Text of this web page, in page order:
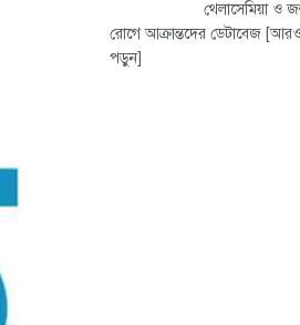
থেলাসেমিয়া ও
রোগে আক্রান্তদের ডেটাবেজ [আরও
পড়ুন]